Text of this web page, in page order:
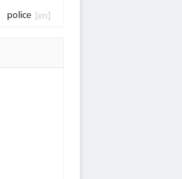
police [en]